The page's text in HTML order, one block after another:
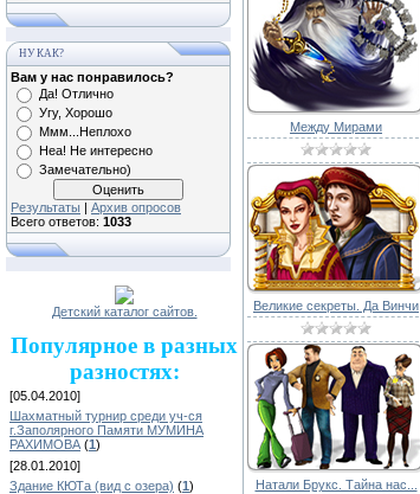
НУ КАК?
Вам у нас понравилось?
Да! Отлично
Угу, Хорошо
Ммм...Неплохо
Неа! Не интересно
Замечательно)
Результаты | Архив опросов
Всего ответов: 1033
Детский каталог сайтов.
Популярное в разных
разностях:
[05.04.2010]
Шахматный турнир среди уч-ся
г.Заполярного Памяти МУМИНА
РАХИМОВА (1)
[28.01.2010]
Здание КЮТа (вид с озера) (1)
Между Мирами
Великие секреты. Да Винчи
Натали Брукс. Тайна нас...